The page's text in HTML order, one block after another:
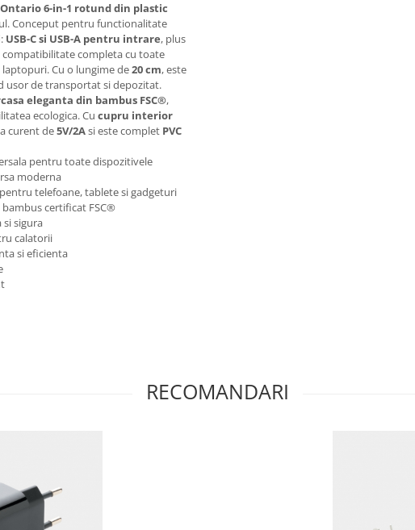
6-in-1 rotund din plastic
Conceput pentru functionalitate
: USB-C si USB-A pentru intrare, plus
compatibilitate completa cu toate
Cu o lungime de20 cm, este
usor de transportat si depozitat.
eleganta din bambus FSC®,
ecologica. Cu cupru interior
curent de5V/2Asi este complet PVC
pentru toate dispozitivele
moderna
telefoane, tablete si gadgeturi
bambus certificat FSC®
si sigura
calatorii
si eficienta
RECOMANDARI